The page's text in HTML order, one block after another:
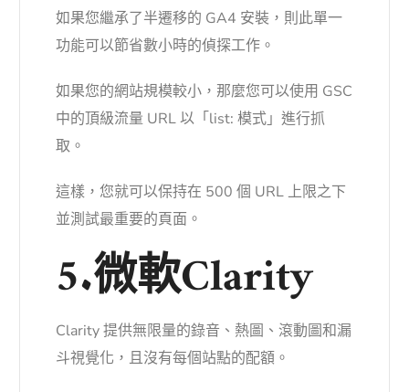
如果您繼承了半遷移的 GA4 安裝，則此單一
功能可以節省數小時的偵探工作。
如果您的網站規模較小，那麼您可以使用 GSC
中的頂級流量 URL 以「list: 模式」進行抓
取。
這樣，您就可以保持在 500 個 URL 上限之下
並測試最重要的頁面。
5.微軟Clarity
Clarity 提供無限量的錄音、熱圖、滾動圖和漏
斗視覺化，且沒有每個站點的配額。